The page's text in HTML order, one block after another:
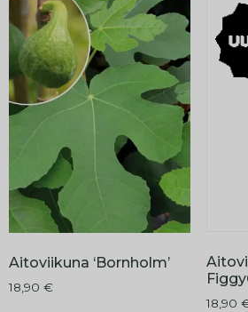
Aitoviikuna ‘Bornholm’
18,90 €
18,90